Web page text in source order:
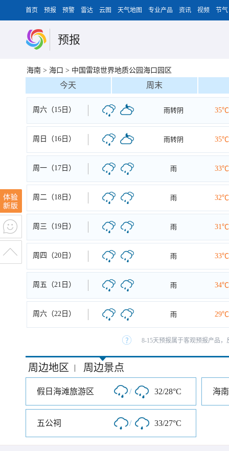
首页 预报 预警 雷达 云图 天气地图 专业产品 资讯 视频 节气
预报
海南 > 海口 > 中国雷琼世界地质公园海口园区
今天 周末
周六（15日） 雨转阴 35℃
周日（16日） 雨转阴 35℃
周一（17日） 雨 33℃
周二（18日） 雨 32℃
周三（19日） 雨 31℃
周四（20日） 雨 33℃
周五（21日） 雨 34℃
周六（22日） 雨 29℃
8-15天预报属于客观预报产品
周边地区 | 周边景点
假日海滩旅游区 / 32/28°C
五公祠 / 33/27°C